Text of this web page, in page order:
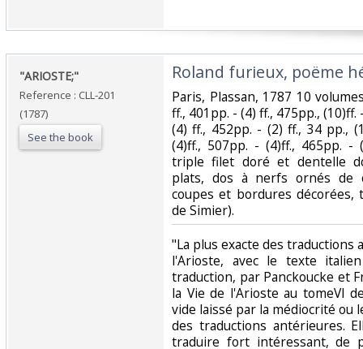
‎"ARIOSTE;"‎
Reference : CLL-201
(1787)
See the book
‎Roland furieux, poëme
‎Paris, Plassan, 1787 10
ff., 401pp. - (4) ff., 475pp.,
(4) ff., 452pp. - (2) ff., 34 pp.,
(4)ff., 507pp. - (4)ff., 465pp. -
triple filet doré et dentelle
plats, dos à nerfs ornés de
coupes et bordures décorées,
de Simier).‎
‎"La plus exacte des
l'Arioste, avec le texte
traduction, par Panckoucke et
la Vie de l'Arioste au tomeVI
vide laissé par la médiocrité ou
des traductions antérieures.
traduire fort intéressant, de